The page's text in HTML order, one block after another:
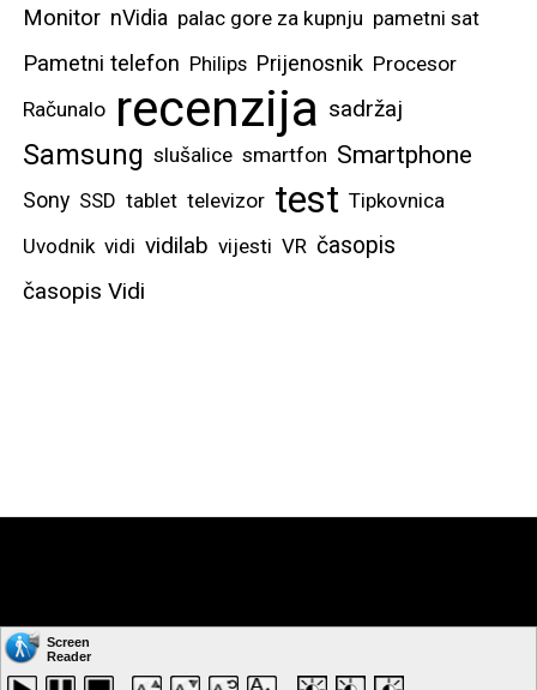
Monitor nVidia palac gore za kupnju pametni sat
Pametni telefon Philips Prijenosnik Procesor
Računalo recenzija sadržaj
Samsung slušalice smartfon Smartphone
Sony SSD tablet televizor test Tipkovnica
Uvodnik vidi vidilab vijesti VR časopis
časopis Vidi